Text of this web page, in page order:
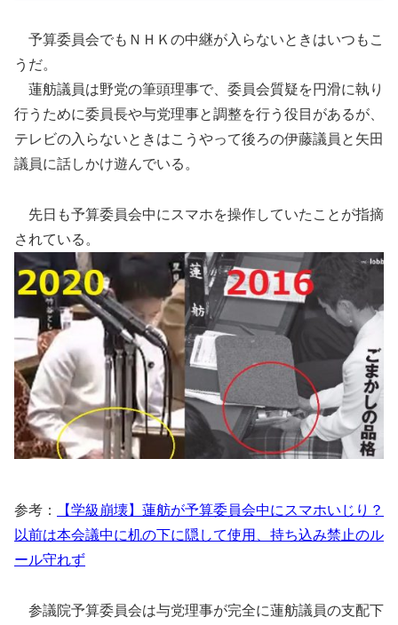
予算委員会でもＮＨＫの中継が入らないときはいつもこ
うだ。
蓮舫議員は野党の筆頭理事で、委員会質疑を円滑に執り
行うために委員長や与党理事と調整を行う役目があるが、
テレビの入らないときはこうやって後ろの伊藤議員と矢田
議員に話しかけ遊んでいる。
先日も予算委員会中にスマホを操作していたことが指摘
されている。
参考：
【学級崩壊】蓮舫が予算委員会中にスマホいじり？
以前は本会議中に机の下に隠して使用、持ち込み禁止のル
ール守れず
参議院予算委員会は与党理事が完全に蓮舫議員の支配下